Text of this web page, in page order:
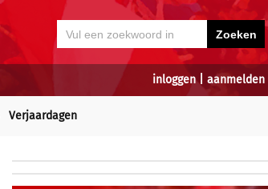
inloggen| aanmelden
Verjaardagen